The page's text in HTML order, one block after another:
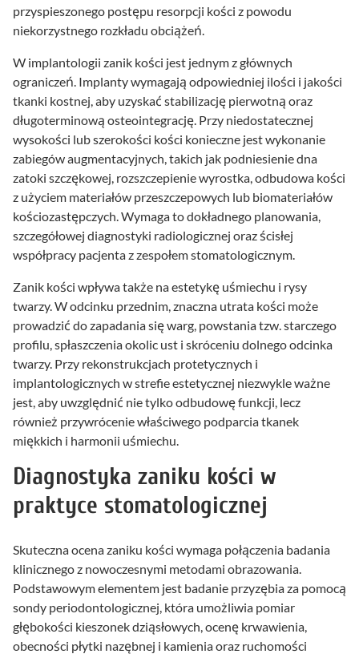
przyspieszonego postępu resorpcji kości z powodu
niekorzystnego rozkładu obciążeń.
W implantologii zanik kości jest jednym z głównych
ograniczeń. Implanty wymagają odpowiedniej ilości i jakości
tkanki kostnej, aby uzyskać stabilizację pierwotną oraz
długoterminową osteointegrację. Przy niedostatecznej
wysokości lub szerokości kości konieczne jest wykonanie
zabiegów augmentacyjnych, takich jak podniesienie dna
zatoki szczękowej, rozszczepienie wyrostka, odbudowa kości
z użyciem materiałów przeszczepowych lub biomateriałów
kościozastępczych. Wymaga to dokładnego planowania,
szczegółowej diagnostyki radiologicznej oraz ścisłej
współpracy pacjenta z zespołem stomatologicznym.
Zanik kości wpływa także na estetykę uśmiechu i rysy
twarzy. W odcinku przednim, znaczna utrata kości może
prowadzić do zapadania się warg, powstania tzw. starczego
profilu, spłaszczenia okolic ust i skróceniu dolnego odcinka
twarzy. Przy rekonstrukcjach protetycznych i
implantologicznych w strefie estetycznej niezwykle ważne
jest, aby uwzględnić nie tylko odbudowę funkcji, lecz
również przywrócenie właściwego podparcia tkanek
miękkich i harmonii uśmiechu.
Diagnostyka zaniku kości w
praktyce stomatologicznej
Skuteczna ocena zaniku kości wymaga połączenia badania
klinicznego z nowoczesnymi metodami obrazowania.
Podstawowym elementem jest badanie przyzębia za pomocą
sondy periodontologicznej, która umożliwia pomiar
głębokości kieszonek dziąsłowych, ocenę krwawienia,
obecności płytki nazębnej i kamienia oraz ruchomości